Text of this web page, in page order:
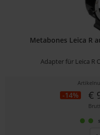
Metabones Leica R
Adapter für Leica R
-14% €